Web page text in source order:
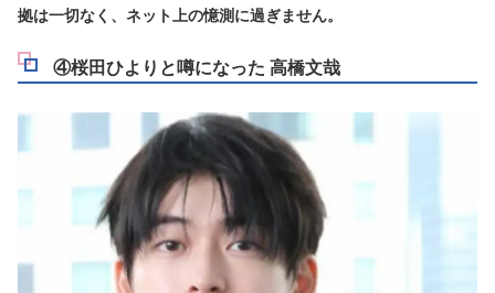
拠は一切なく、ネット上の憶測に過ぎません。
④桜田ひよりと噂になった 高橋文哉